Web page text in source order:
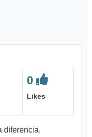
0
Likes
diferencia,